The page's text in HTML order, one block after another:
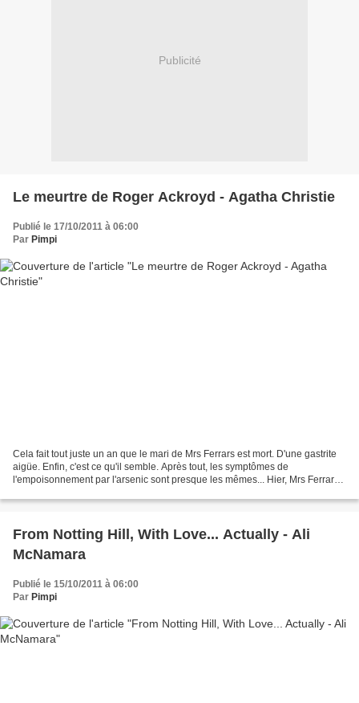
Publicité
Le meurtre de Roger Ackroyd - Agatha Christie
Publié le 17/10/2011 à 06:00
Par Pimpi
Cela fait tout juste un an que le mari de Mrs Ferrars est mort. D'une gastrite
aigüe. Enfin, c'est ce qu'il semble. Après tout, les symptômes de
l'empoisonnement par l'arsenic sont presque les mêmes... Hier, Mrs Ferrars
From Notting Hill, With Love... Actually - Ali
McNamara
Publié le 15/10/2011 à 06:00
Par Pimpi